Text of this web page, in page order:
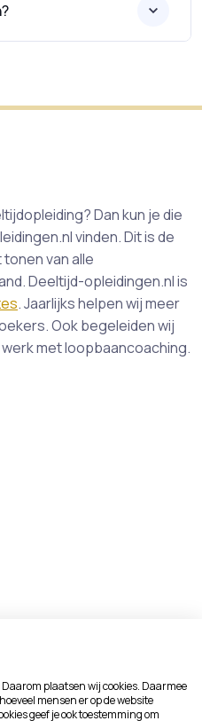
Dan kun je die
vinden. Dit is de
van alle
Deeltijd-opleidingen.nl is
. Jaarlijks helpen wij meer
Ook begeleiden wij
met loopbaancoaching.
plaatsen wij cookies. Daarmee
mensen er op de website
geef je ook toestemming om